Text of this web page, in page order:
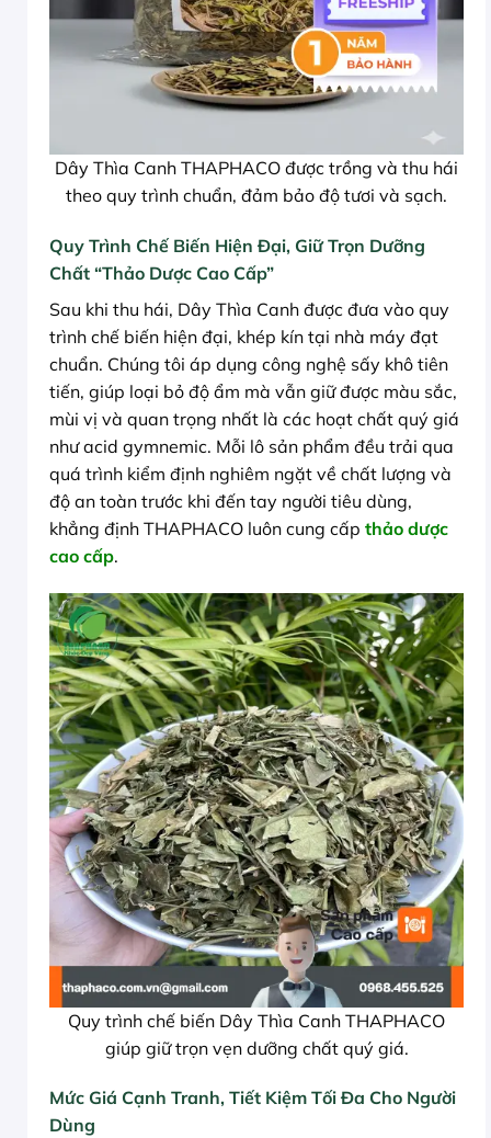
Dây Thìa Canh THAPHACO được trồng và thu hái
theo quy trình chuẩn, đảm bảo độ tươi và sạch.
Quy Trình Chế Biến Hiện Đại, Giữ Trọn Dưỡng
Chất “Thảo Dược Cao Cấp”
Sau khi thu hái, Dây Thìa Canh được đưa vào quy
trình chế biến hiện đại, khép kín tại nhà máy đạt
chuẩn. Chúng tôi áp dụng công nghệ sấy khô tiên
tiến, giúp loại bỏ độ ẩm mà vẫn giữ được màu sắc,
mùi vị và quan trọng nhất là các hoạt chất quý giá
như acid gymnemic. Mỗi lô sản phẩm đều trải qua
quá trình kiểm định nghiêm ngặt về chất lượng và
độ an toàn trước khi đến tay người tiêu dùng,
khẳng định THAPHACO luôn cung cấp thảo dược
cao cấp.
Quy trình chế biến Dây Thìa Canh THAPHACO
giúp giữ trọn vẹn dưỡng chất quý giá.
Mức Giá Cạnh Tranh, Tiết Kiệm Tối Đa Cho Người
Dùng